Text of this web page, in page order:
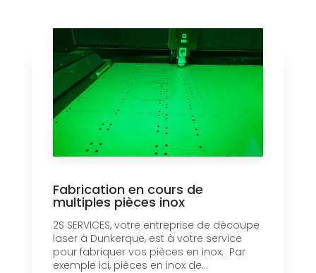
Fabrication en cours de
multiples pièces inox
2S SERVICES, votre entreprise de découpe
laser à Dunkerque, est à votre service
pour fabriquer vos pièces en inox. Par
exemple ici, pièces en inox de...